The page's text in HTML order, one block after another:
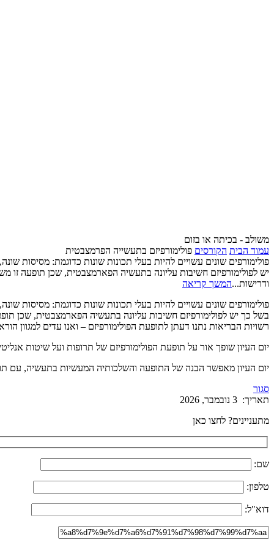
משולב - בכיתה או בזום
עמוד הבית הקורסים פולימורפיזם בתעשייה הפרמצבטית
פולימורפים שונים עשויים להיות בעלי תכונות שונות כדוגמת: מסיסות
יש לפולימורפיזם חשיבות עליונה בתעשיה הפארמצבטית, שכן תופעה זו
ודרישות...המשך קריאה
פולימורפים שונים עשויים להיות בעלי תכונות שונות כדוגמת: מסיסות
בשל כך יש לפולימורפיזם חשיבות עליונה בתעשיה הפארמצבטית, שכן
רשויות הבריאות נתנו דעתן לתופעת הפולימורפיזם – ואנו עדים למגוון
יום העיון שופך אור על תופעת הפולימורפיזם של תרופות ועל שיטות
יום העיון מאפשר הבנה של התופעה והשלכותיה המעשיות בתעשיה, עם
סגור
תאריך: 3 נובמבר, 2026
מתעניינים? לחצו כאן
שם:
טלפון:
דוא"ל: